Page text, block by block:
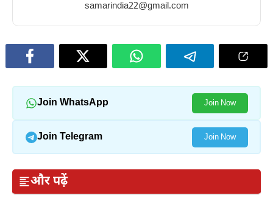
samarindia22@gmail.com
Join WhatsApp Join Now
Join Telegram Join Now
और पढ़ें